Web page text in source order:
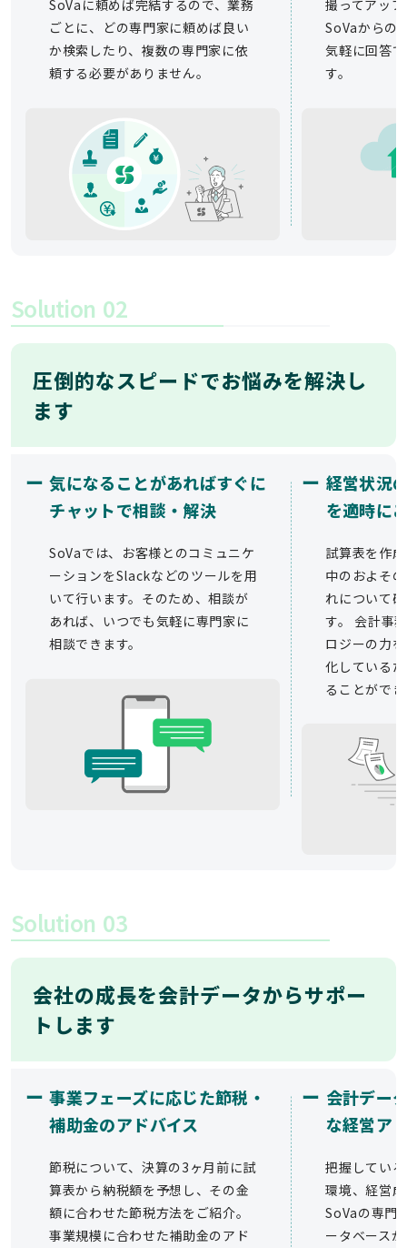
SoVaに頼めば完結するので、業務
ごとに、どの専門家に頼めば良い
か検索したり、複数の専門家に依
頼する必要がありません。
撮ってアッ
SoVaからの
気軽に回答
す。
Solution 02
圧倒的なスピードでお悩みを解決し
ます
ー 気になることがあればすぐに
チャットで相談・解決
SoVaでは、お客様とのコミュニケ
ーションをSlackなどのツールを用
いて行います。そのため、相談が
あれば、いつでも気軽に専門家に
相談できます。
ー 経営状況
を適時に
試算表を作
中のおよそ
れについて
す。 会計事
ロジーの力
化している
ることがで
Solution 03
会社の成長を会計データからサポー
トします
ー 事業フェーズに応じた節税・
補助金のアドバイス
節税について、決算の3ヶ月前に試
算表から納税額を予想し、その金
額に合わせた節税方法をご紹介。
事業規模に合わせた補助金のアド
ー 会計デー
な経営ア
把握してい
環境、経営
SoVaの専門
ータベース